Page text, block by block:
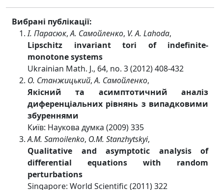
Вибрані публікації:
І. Парасюк,А. Самойленко, V. A. Lahoda,
Lipschitz invariant tori of indefinite-
monotone systems
Ukrainian Math. J., 64, no. 3 (2012) 408-432
О. Станжицький,А. Самойленко,
Якiсний та асимптотичний аналiз
диференцiальних рiвнянь з випадковими
збуреннями
Київ: Наукова думка (2009) 335
A.M. Samoilenko, O.M. Stanzhytskyi,
Qualitative and asymptotic analysis of
differential equations with random
perturbations
Singapore: World Scientific (2011) 322